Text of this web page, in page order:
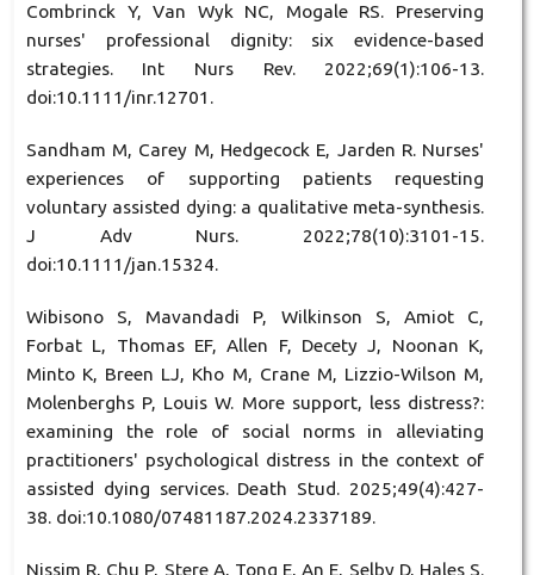
Combrinck Y, Van Wyk NC, Mogale RS. Preserving
nurses' professional dignity: six evidence-based
strategies. Int Nurs Rev. 2022;69(1):106-13.
doi:10.1111/inr.12701.
Sandham M, Carey M, Hedgecock E, Jarden R. Nurses'
experiences of supporting patients requesting
voluntary assisted dying: a qualitative meta-synthesis.
J Adv Nurs. 2022;78(10):3101-15.
doi:10.1111/jan.15324.
Wibisono S, Mavandadi P, Wilkinson S, Amiot C,
Forbat L, Thomas EF, Allen F, Decety J, Noonan K,
Minto K, Breen LJ, Kho M, Crane M, Lizzio-Wilson M,
Molenberghs P, Louis W. More support, less distress?:
examining the role of social norms in alleviating
practitioners' psychological distress in the context of
assisted dying services. Death Stud. 2025;49(4):427-
38. doi:10.1080/07481187.2024.2337189.
Nissim R, Chu P, Stere A, Tong E, An E, Selby D, Hales S.